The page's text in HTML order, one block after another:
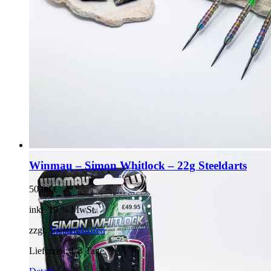
Winmau – Simon Whitlock – 22g Steeldarts
50,00€
inkl. 19 % MwSt.
zzgl. Versandkosten
Lieferzeit:1-3 Tage